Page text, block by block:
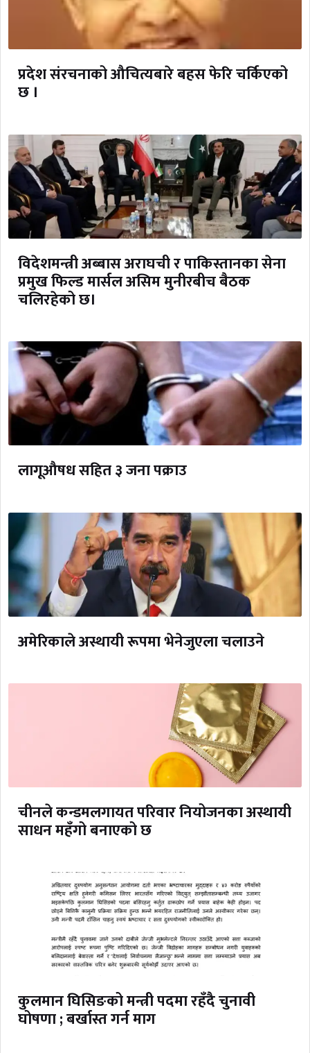
प्रदेश संरचनाको औचित्यबारे बहस फेरि चर्किएको
छ ।
विदेशमन्त्री अब्बास अराघची र पाकिस्तानका सेना
प्रमुख फिल्ड मार्सल असिम मुनीरबीच बैठक
चलिरहेको छ।
लागूऔषध सहित ३ जना पक्राउ
अमेरिकाले अस्थायी रूपमा भेनेजुएला चलाउने
चीनले कन्डमलगायत परिवार नियोजनका अस्थायी
साधन महँगो बनाएको छ
कुलमान घिसिङको मन्त्री पदमा रहँदै चुनावी
घोषणा ; बर्खास्त गर्न माग